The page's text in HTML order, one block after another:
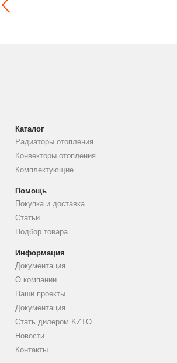
Каталог
Радиаторы отопления
Конвекторы отопления
Комплектующие
Помощь
Покупка и доставка
Статьи
Подбор товара
Информация
Документация
О компании
Наши проекты
Документация
Стать дилером KZTO
Новости
Контакты